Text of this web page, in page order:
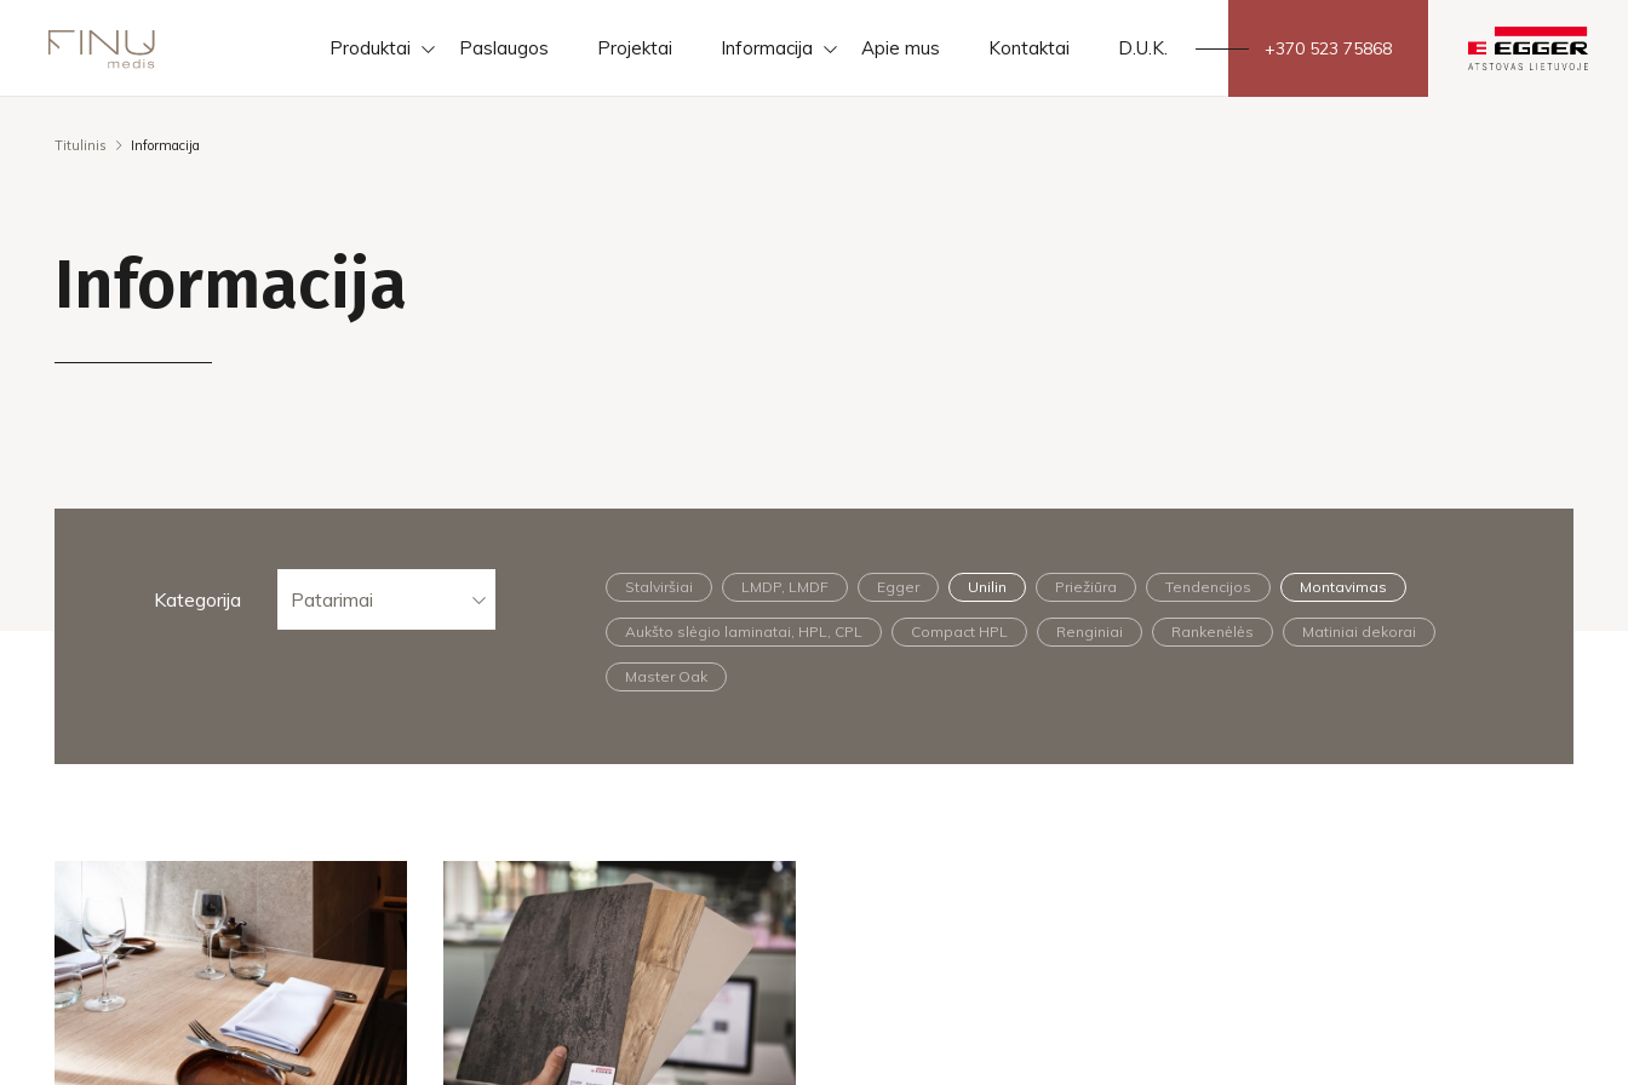
Produktai Paslaugos Projektai Informacija Apie mus Kontaktai D.U.K. +370 523 75868
Titulinis Informacija
Informacija
Kategorija Patarimai
Stalviršiai LMDP, LMDF Egger Unilin Priežiūra Tendencijos Montavimas
Aukšto slėgio laminatai, HPL, CPL Compact HPL Renginiai Rankenėlės Matiniai dekorai
Master Oak